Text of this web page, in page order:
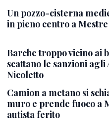
Un pozzo-cisterna
in pieno centro a Mestre
Barche troppo vicino ai
scattano le sanzioni agli
Nicoletto
Camion a metano si
muro e prende fuoco a
autista ferito